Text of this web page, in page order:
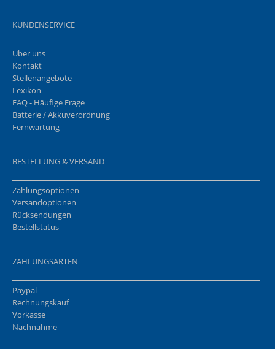
KUNDENSERVICE
Über uns
Kontakt
Stellenangebote
Lexikon
FAQ - Häufige Frage
Batterie / Akkuverordnung
Fernwartung
BESTELLUNG & VERSAND
Zahlungsoptionen
Versandoptionen
Rücksendungen
Bestellstatus
ZAHLUNGSARTEN
Paypal
Rechnungskauf
Vorkasse
Nachnahme